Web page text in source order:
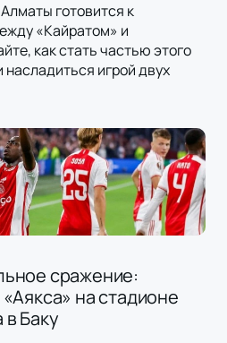
готовится к
«Кайратом» и
как стать частью этого
игрой двух
сражение:
на стадионе
Баку